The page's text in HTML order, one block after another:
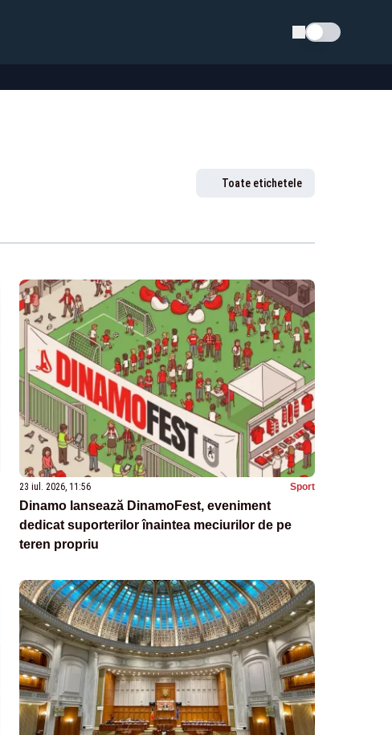
Schimba tema
Toate etichetele
23 iul. 2026, 11:56 Sport
Dinamo lansează DinamoFest, eveniment
dedicat suporterilor înaintea meciurilor de pe
teren propriu